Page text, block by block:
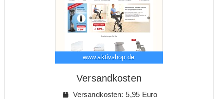
www.aktivshop.de
Versandkosten
Versandkosten: 5,95 Euro